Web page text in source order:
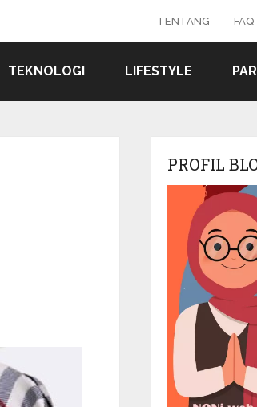
TENTANG FAQ
TEKNOLOGI LIFESTYLE
PROFIL